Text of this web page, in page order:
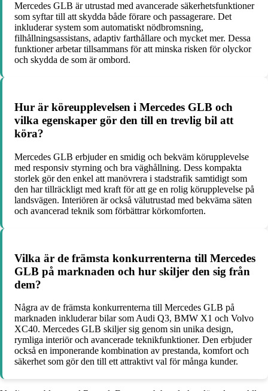
Mercedes GLB är utrustad med avancerade säkerhetsfunktioner
som syftar till att skydda både förare och passagerare. Det
inkluderar system som automatiskt nödbromsning,
filhållningsassistans, adaptiv farthållare och mycket mer. Dessa
funktioner arbetar tillsammans för att minska risken för olyckor
och skydda de som är ombord.
Hur är köreupplevelsen i Mercedes GLB och
vilka egenskaper gör den till en trevlig bil att
köra?
Mercedes GLB erbjuder en smidig och bekväm körupplevelse
med responsiv styrning och bra väghållning. Dess kompakta
storlek gör den enkel att manövrera i stadstrafik samtidigt som
den har tillräckligt med kraft för att ge en rolig körupplevelse på
landsvägen. Interiören är också välutrustad med bekväma säten
och avancerad teknik som förbättrar körkomforten.
Vilka är de främsta konkurrenterna till Mercedes
GLB på marknaden och hur skiljer den sig från
dem?
Några av de främsta konkurrenterna till Mercedes GLB på
marknaden inkluderar bilar som Audi Q3, BMW X1 och Volvo
XC40. Mercedes GLB skiljer sig genom sin unika design,
rymliga interiör och avancerade teknikfunktioner. Den erbjuder
också en imponerande kombination av prestanda, komfort och
säkerhet som gör den till ett attraktivt val för många kunder.